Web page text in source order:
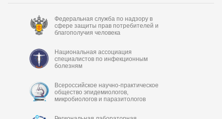
Федеральная служба по надзору в
сфере защиты прав потребителей и
благополучия человека
Национальная ассоциация
специалистов по инфекционным
болезням
Всероссийское научно-практическое
общество эпидемиологов,
микробиологов и паразитологов